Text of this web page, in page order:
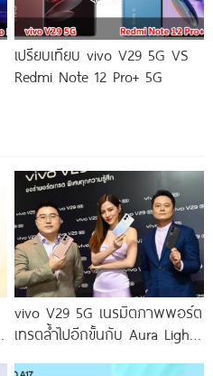
เปรียบเทียบ vivo V29 5G VS
Redmi Note 12 Pro+ 5G
vivo V29 5G เนรมิตภาพพอร์ต
เทรตล้ำไปอีกขั้นกับ Aura Light